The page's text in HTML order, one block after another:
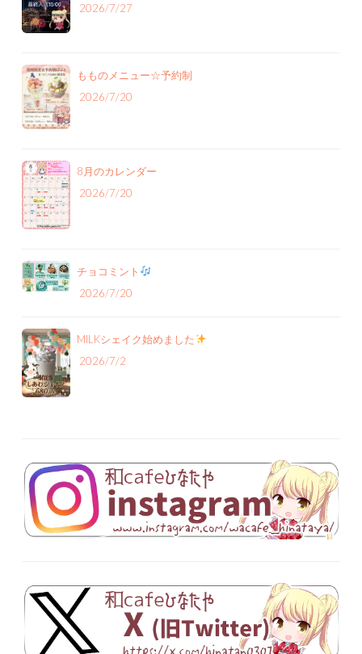
2026/7/27
もものメニュー‪☆予約制
2026/7/20
8月のカレンダー
2026/7/20
チョコミント
2026/7/20
MILKシェイク始めました
2026/7/2